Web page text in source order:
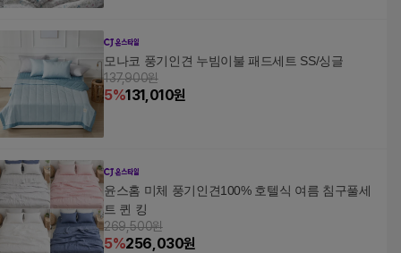
모나코 풍기인견 누빔이불 패드세트 SS/싱글
137,900원
5%131,010원
윤스홈 미체 풍기인견100% 호텔식 여름 침구풀세
트 퀸 킹
269,500원
5%256,030원